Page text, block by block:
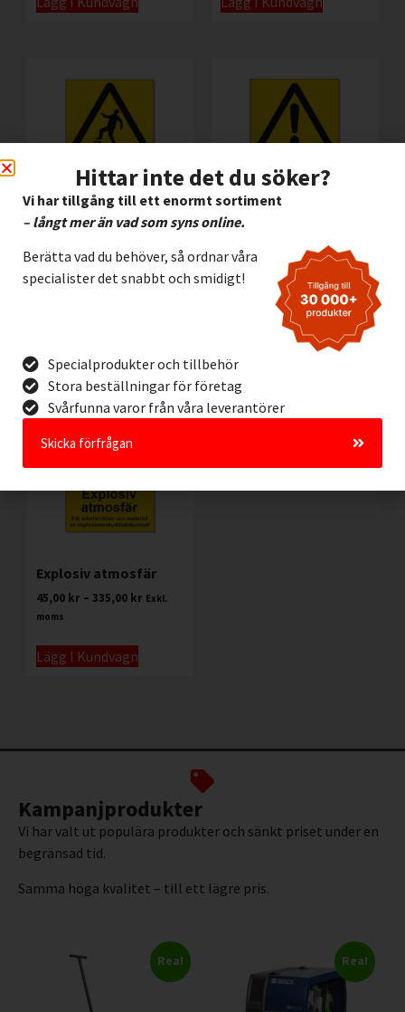
45,00kr 335,00 45,00 335,00
Exkl.
moms
Lägg I Kundvagn
Explosiv atmosfär
45,00 kr – 335,00 kr Exkl.
moms
Lägg I Kundvagn
Kampanjprodukter
Vi har valt ut populära produkter och sänkt priset under en
begränsad tid.
Samma höga kvalitet – till ett lägre pris.
Rea! Rea!
Hittar inte det du söker?
Vi har tillgång till ett enormt sortiment
– långt mer än vad som syns online.
Berätta vad du behöver, så ordnar våra
specialister det snabbt och smidigt!
Specialprodukter och tillbehör
Stora beställningar för företag
Svårfunna varor från våra leverantörer
Skicka förfrågan